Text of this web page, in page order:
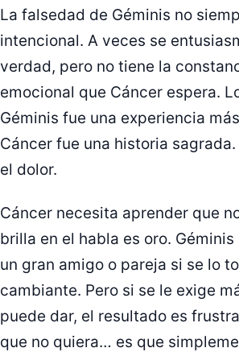
La falsedad de Géminis no
intencional. A veces se
verdad, pero no tiene la
emocional que Cáncer espera.
Géminis fue una experiencia
Cáncer fue una historia
el dolor.
Cáncer necesita aprender que
brilla en el habla es oro.
un gran amigo o pareja si se lo
cambiante. Pero si se le exige
puede dar, el resultado es
que no quiera… es que